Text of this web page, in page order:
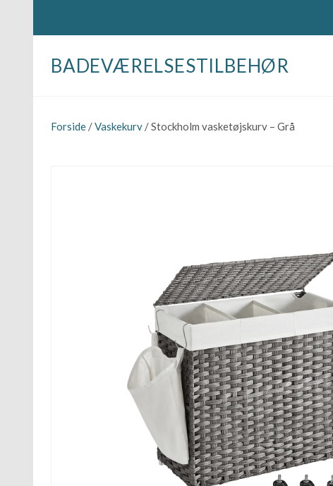
BADEVÆRELSESTILBEHØR
Forside /Vaskekurv / Stockholm vasketøjskurv – Grå